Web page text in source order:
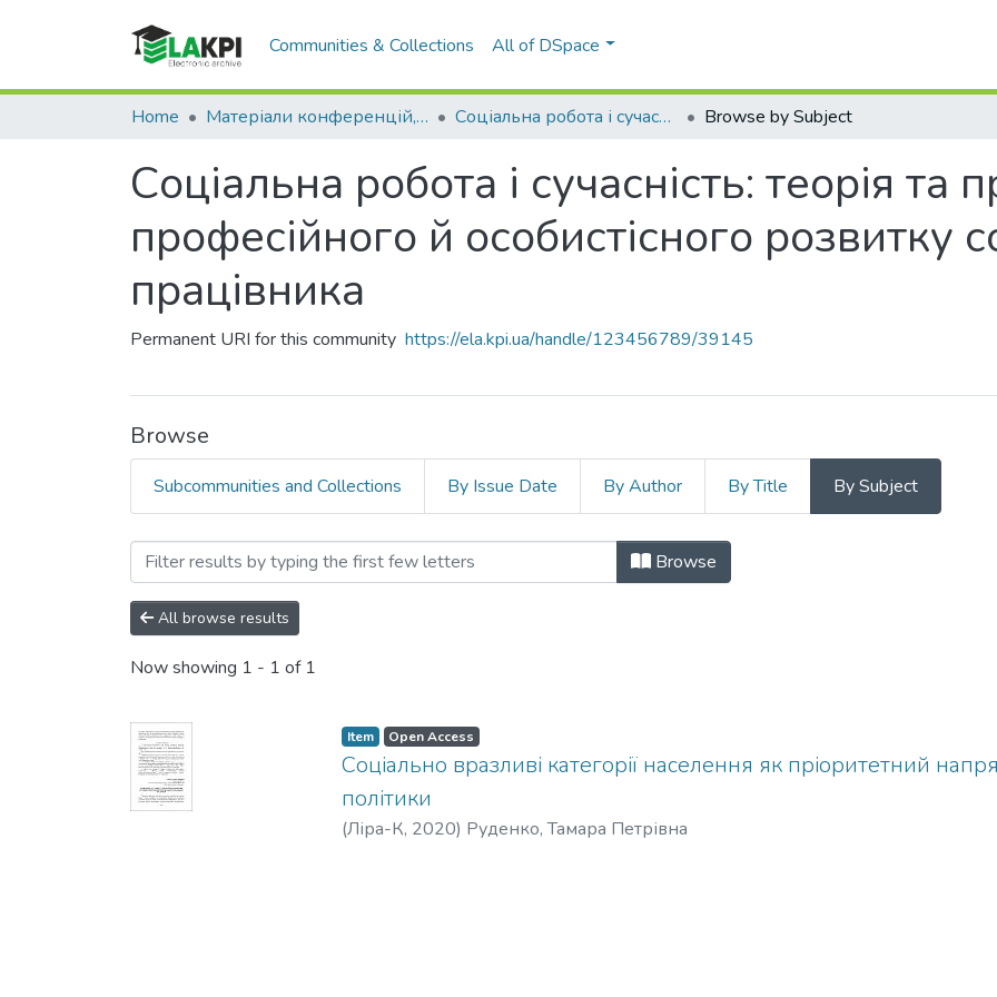
Communities & Collections All of DSpace
Home Матеріали конференцій, семінарів і т.п. Соціальна робота і сучасність: теорія та практика професійного й особистісного розвитку соціального працівника Browse by Subject
Соціальна робота і сучасність: теорія та
професійного й особистісного розвитку
працівника
Permanent URI for this community https://ela.kpi.ua/handle/123456789/39145
Browse
Subcommunities and Collections By Issue Date By Author By Title By Subject
Browsing Соціальна робота і сучасність: теорія та
Browse
All browse results
Now showing 1 - 1 of 1
Item Open Access
Соціально вразливі категорії населення як пріоритетний
політики
(Ліра-К, 2020) Руденко, Тамара Петрівна